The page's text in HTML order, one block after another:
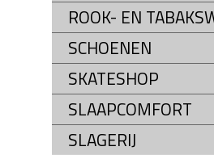
ROOK- EN
SCHOENEN
SKATESHOP
SLAAPCOMFORT
SLAGERIJ